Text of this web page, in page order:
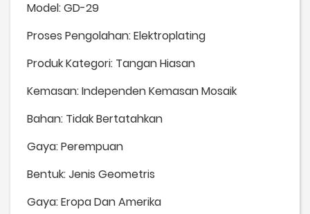
Model: GD-29
Proses Pengolahan: Elektroplating
Produk Kategori: Tangan Hiasan
Kemasan: Independen Kemasan Mosaik
Bahan: Tidak Bertatahkan
Gaya: Perempuan
Bentuk: Jenis Geometris
Gaya: Eropa Dan Amerika